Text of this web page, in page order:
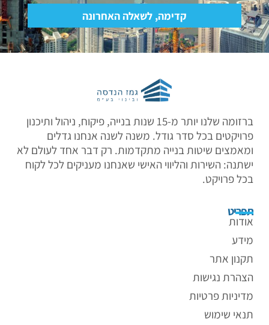
קדימה, לשאלה האחרונה
ברזומה שלנו יותר מ-15 שנות בנייה, פיקוח, ניהול ותיכנון
פרויקטים בכל סדר גודל. משנה לשנה אנחנו גדלים
ומאמצים שיטות בנייה מתקדמות. רק דבר אחד לעולם לא
ישתנה: השירות והליווי האישי שאנחנו מעניקים לכל לקוח
בכל פרויקט.
תפריט
אודות
מידע
תקנון אתר
הצהרת נגישות
מדיניות פרטיות
תנאי שימוש